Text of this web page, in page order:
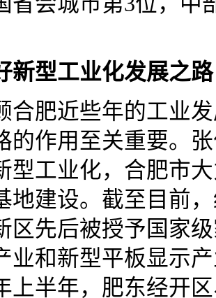
新型工业化发展之路
肥近些年的工业发
的作用至关重要。
型工业化，合肥市
地建设。截至目前
区先后被授予国家
业和新型平板显示
上半年，肥东经开